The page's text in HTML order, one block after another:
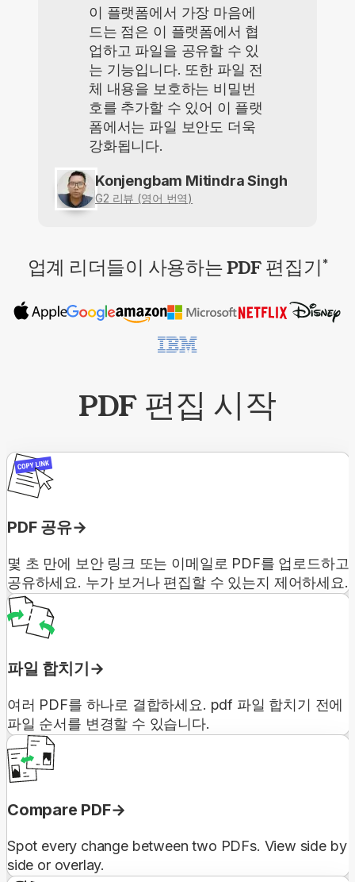
이 플랫폼에서 가장 마음에
드는 점은 이 플랫폼에서 협
업하고 파일을 공유할 수 있
는 기능입니다. 또한 파일 전
체 내용을 보호하는 비밀번
호를 추가할 수 있어 이 플랫
폼에서는 파일 보안도 더욱
강화됩니다.
Konjengbam Mitindra Singh
G2 리뷰 (영어 번역)
업계 리더들이 사용하는 PDF 편집기 *
PDF 편집 시작
PDF 공유
몇 초 만에 보안 링크 또는 이메일로 PDF를 업로드하고
공유하세요. 누가 보거나 편집할 수 있는지 제어하세요.
파일 합치기
여러 PDF를 하나로 결합하세요. pdf 파일 합치기 전에
파일 순서를 변경할 수 있습니다.
Compare PDF
Spot every change between two PDFs. View side by
side or overlay.